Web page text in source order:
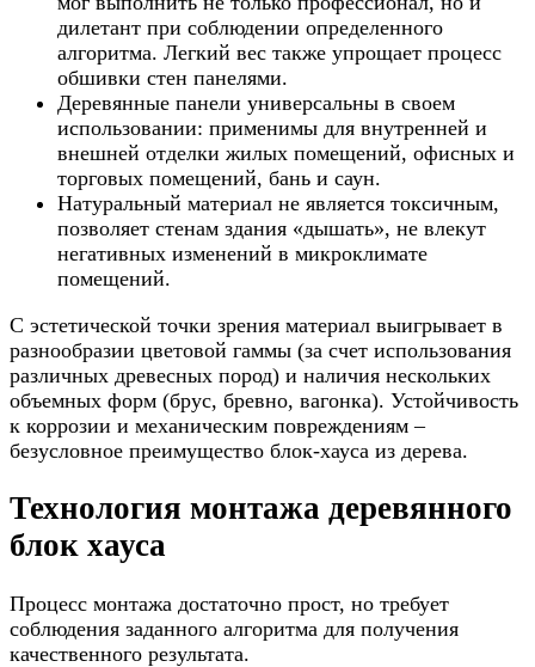
дилетант при соблюдении определенного
алгоритма. Легкий вес также упрощает процесс
обшивки стен панелями.
Деревянные панели универсальны в своем
использовании: применимы для внутренней и
внешней отделки жилых помещений, офисных и
торговых помещений, бань и саун.
Натуральный материал не является токсичным,
позволяет стенам здания «дышать», не влекут
негативных изменений в микроклимате
помещений.
С эстетической точки зрения материал выигрывает в
разнообразии цветовой гаммы (за счет использования
различных древесных пород) и наличия нескольких
объемных форм (брус, бревно, вагонка). Устойчивость
к коррозии и механическим повреждениям –
безусловное преимущество блок-хауса из дерева.
Технология монтажа деревянного
блок хауса
Процесс монтажа достаточно прост, но требует
соблюдения заданного алгоритма для получения
качественного результата.